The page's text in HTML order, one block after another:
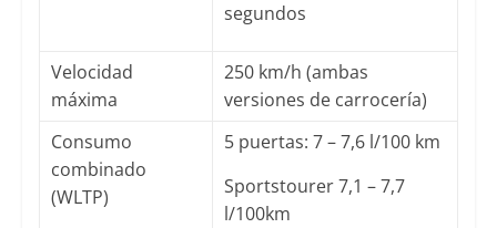
segundos
Velocidad
máxima
250 km/h (ambas
versiones de carrocería)
Consumo
combinado
(WLTP)
5 puertas: 7 – 7,6 l/100 km
Sportstourer 7,1 – 7,7
l/100km